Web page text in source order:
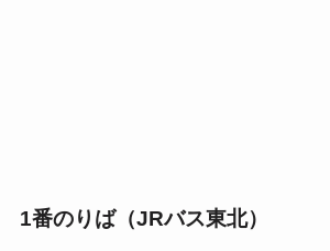
1番のりば（JRバス東北）